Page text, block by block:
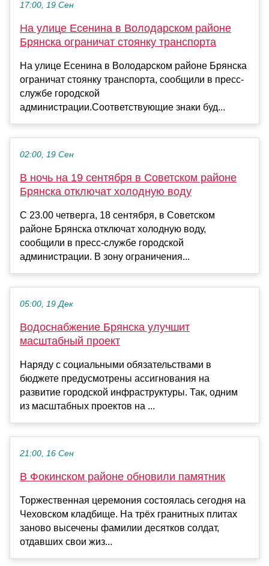
17:00, 19 Сен
На улице Есенина в Володарском районе
Брянска ограничат стоянку транспорта
На улице Есенина в Володарском районе Брянска
ограничат стоянку транспорта, сообщили в пресс-
службе городской
администрации.Соответствующие знаки буд...
02:00, 19 Сен
В ночь на 19 сентября в Советском районе
Брянска отключат холодную воду
С 23.00 четверга, 18 сентября, в Советском
районе Брянска отключат холодную воду,
сообщили в пресс-службе городской
администрации. В зону ограничения...
05:00, 19 Дек
Водоснабжение Брянска улучшит
масштабный проект
Наряду с социальными обязательствами в
бюджете предусмотрены ассигнования на
развитие городской инфраструктуры. Так, одним
из масштабных проектов на ...
21:00, 16 Сен
В Фокинском районе обновили памятник
Торжественная церемония состоялась сегодня на
Чеховском кладбище. На трёх гранитных плитах
заново высечены фамилии десятков солдат,
отдавших свои жиз...